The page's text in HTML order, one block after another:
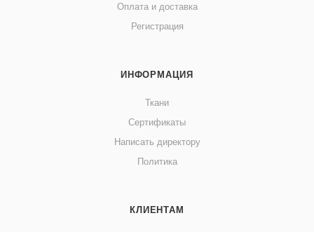
Оплата и доставка
Регистрация
ИНФОРМАЦИЯ
Ткани
Сертификаты
Написать директору
Политика
КЛИЕНТАМ